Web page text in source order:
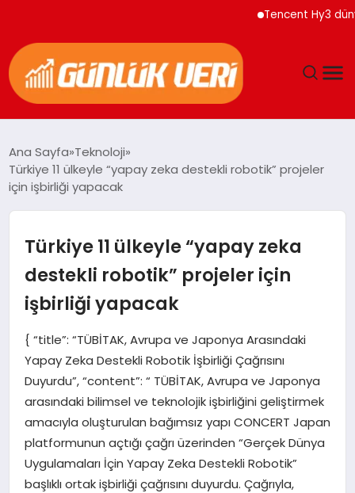
Tencent Hy3 dünya
GÜNDEM
EKONOMI
GENEL
SPOR
TEKNOLOJI
Ana Sayfa Teknoloji
Türkiye 11 ülkeyle “yapay zeka destekli robotik” projeler
için işbirliği yapacak
Türkiye 11 ülkeyle “yapay zeka
destekli robotik” projeler için
işbirliği yapacak
{ “title”: “TÜBİTAK, Avrupa ve Japonya Arasındaki
Yapay Zeka Destekli Robotik İşbirliği Çağrısını
Duyurdu”, “content”: “ TÜBİTAK, Avrupa ve Japonya
arasındaki bilimsel ve teknolojik işbirliğini geliştirmek
amacıyla oluşturulan bağımsız yapı CONCERT Japan
platformunun açtığı çağrı üzerinden “Gerçek Dünya
Uygulamaları İçin Yapay Zeka Destekli Robotik”
başlıklı ortak işbirliği çağrısını duyurdu. Çağrıyla,